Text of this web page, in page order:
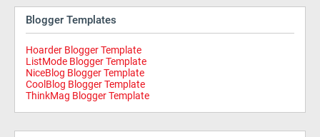
Blogger Templates
Hoarder Blogger Template
ListMode Blogger Template
NiceBlog Blogger Template
CoolBlog Blogger Template
ThinkMag Blogger Template